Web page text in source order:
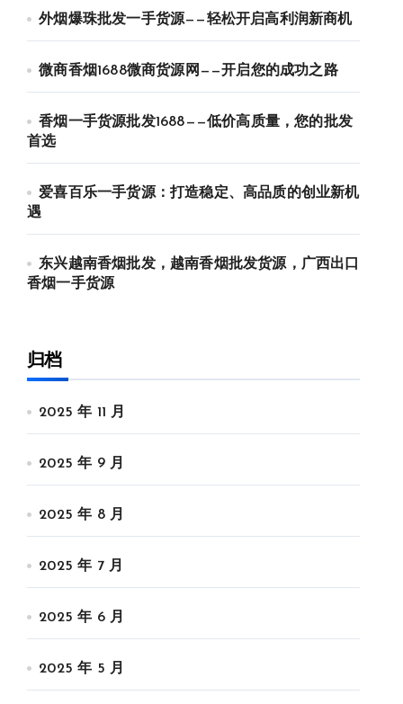
外烟爆珠批发一手货源——轻松开启高利润新商机
微商香烟1688微商货源网——开启您的成功之路
香烟一手货源批发1688——低价高质量，您的批发
首选
爱喜百乐一手货源：打造稳定、高品质的创业新机
遇
东兴越南香烟批发，越南香烟批发货源，广西出口
香烟一手货源
归档
2025 年 11 月
2025 年 9 月
2025 年 8 月
2025 年 7 月
2025 年 6 月
2025 年 5 月